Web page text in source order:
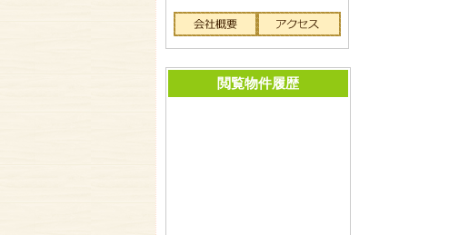
閲覧物件履歴